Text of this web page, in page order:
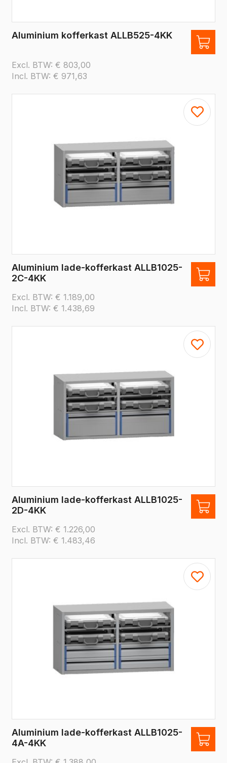
Aluminium kofferkast ALLB525-4KK
Excl. BTW: € 803,00
Incl. BTW: € 971,63
Aluminium lade-kofferkast ALLB1025-
2C-4KK
Excl. BTW: € 1.189,00
Incl. BTW: € 1.438,69
Aluminium lade-kofferkast ALLB1025-
2D-4KK
Excl. BTW: € 1.226,00
Incl. BTW: € 1.483,46
Aluminium lade-kofferkast ALLB1025-
4A-4KK